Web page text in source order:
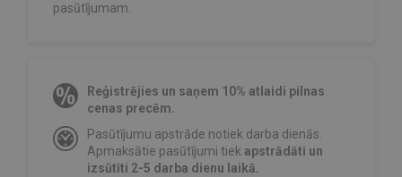
pasūtījumam.
Reģistrējies un saņem 10% atlaidi pilnas
cenas precēm.
Pasūtījumu apstrāde notiek darba dienās.
Apmaksātie pasūtījumi tiek apstrādāti un
izsūtīti 2-5 darba dienu laikā.